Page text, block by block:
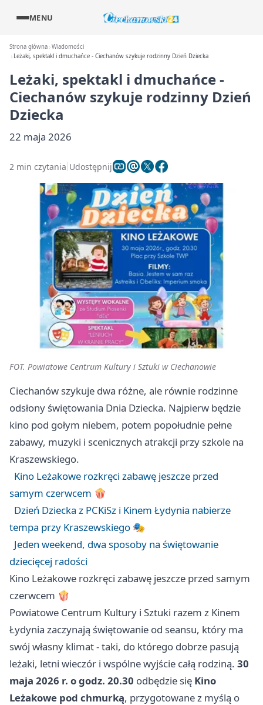
MENU
Strona główna Wiadomości
Leżaki, spektakl i dmuchańce - Ciechanów szykuje rodzinny Dzień Dziecka
Leżaki, spektakl i dmuchańce -
Ciechanów szykuje rodzinny Dzień
Dziecka
22 maja 2026
2 min czytania Udostępnij
FOT. Powiatowe Centrum Kultury i Sztuki w Ciechanowie
Ciechanów szykuje dwa różne, ale równie rodzinne
odsłony świętowania Dnia Dziecka. Najpierw będzie
kino pod gołym niebem, potem popołudnie pełne
zabawy, muzyki i scenicznych atrakcji przy szkole na
Kraszewskiego.
Kino Leżakowe rozkręci zabawę jeszcze przed
samym czerwcem 🍿
Dzień Dziecka z PCKiSz i Kinem Łydynia nabierze
tempa przy Kraszewskiego 🎭
Jeden weekend, dwa sposoby na świętowanie
dziecięcej radości
Kino Leżakowe rozkręci zabawę jeszcze przed samym
czerwcem 🍿
Powiatowe Centrum Kultury i Sztuki razem z Kinem
Łydynia zaczynają świętowanie od seansu, który ma
swój własny klimat - taki, do którego dobrze pasują
leżaki, letni wieczór i wspólne wyjście całą rodziną. 30
maja 2026 r. o godz. 20.30 odbędzie się Kino
Leżakowe pod chmurką, przygotowane z myślą o